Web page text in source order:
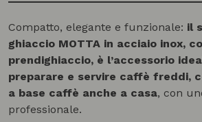
Compatto, elegante e funzionale: il
ghiaccio MOTTA in acciaio inox,
prendighiaccio, è l’accessorio
preparare e servire caffè freddi,
a base caffè anche a casa, con
professionale.